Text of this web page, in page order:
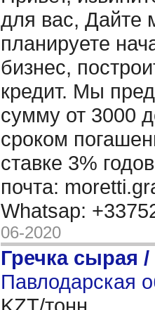
для вас, Дайте
планируете
бизнес,
кредит. Мы
сумму от 3000
сроком
ставке 3%
почта:
Whatsap:
06-2020
Гречка сырая /
Павлодарская